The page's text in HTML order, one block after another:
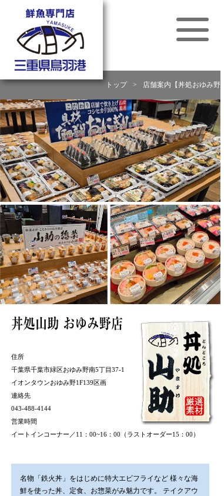
トップ > 店舗案内【丼処おゆみ野】
住所
千葉県千葉市緑区おゆみ野南5丁目37-1
イオンタウンおゆみ野1F139区画
連絡先
043-488-4144
営業時間
イートインコーナー／11：00~16：00（ラストオーダー15：00）
名物「鉄火丼」をはじめに特大エビフライなど 様々な海
鮮を使った丼、定食、お惣菜がみ魅力です。 テイクアウ